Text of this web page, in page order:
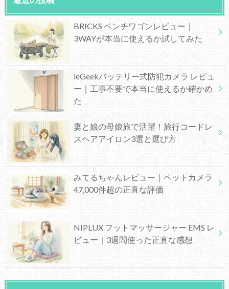
BRICKS ベンチワゴンレビュー｜
3WAYが本当に使えるか試してみた
ieGeekバッテリー式防犯カメラ レビュ
ー｜工事不要で本当に使えるか確かめ
た
妻と娘の母娘旅で活躍！旅行コードレ
スヘアアイロン3選と選び方
みてるちゃんレビュー｜ペットカメラ
47,000件超の正直な評価
NIPLUX フットマッサージャー EMS レ
ビュー｜3週間使った正直な感想